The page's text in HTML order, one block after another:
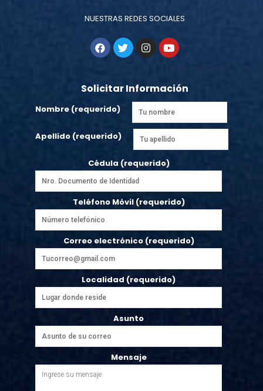
NUESTRAS REDES SOCIALES
Solicitar Información
Nombre (requerido)
Apellido (requerido)
Cédula (requerido)
Teléfono Móvil (requerido)
Correo electrónico (requerido)
Localidad (requerido)
Asunto
Mensaje